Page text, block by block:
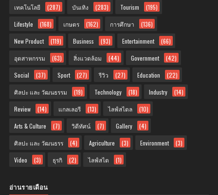
เทคโนโลยี (287) บันเทิง (283) Tourism (195)
Lifestyle (168) เกษตร (162) การศึกษา (136)
New Product (119) Business (93) Entertainment (66)
อุตสาหกรรม (63) สิ่งแวดล้อม (44) Government (42)
Social (37) Sport (27) รีวิว (27) Education (22)
ศิลปะ และ วัฒนธรรม (19) Technology (18) Industry (14)
Review (14) แกลเลอรี (13) ไลฟ์สไตล (10)
Arts & Culture (7) วิดีทัศน์ (7) Gallery (4)
ศิลปะ และ วัฒนธรร (4) Agriculture (3) Environment (3)
Video (3) ธุรกิ (2) ไลฟ์สไต (1)
อ่านรายเดือน